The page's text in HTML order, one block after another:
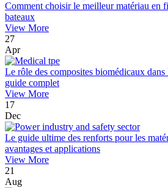
Comment choisir le meilleur matériau en
bateaux
View More
27
Apr
Le rôle des composites biomédicaux
guide complet
View More
17
Dec
Le guide ultime des renforts pour les
avantages et applications
View More
21
Aug